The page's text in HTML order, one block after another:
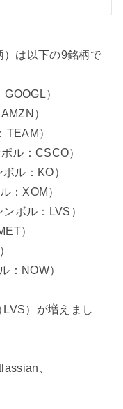
）は以下の9銘柄で
）
）
TEAM）
ル：CSCO）
ル：KO）
：XOM）
ボル：LVS）
）
：NOW）
）が増えまし
、